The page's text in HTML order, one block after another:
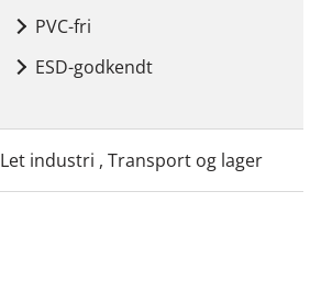
PVC-fri
ESD-godkendt
Let industri , Transport og lager